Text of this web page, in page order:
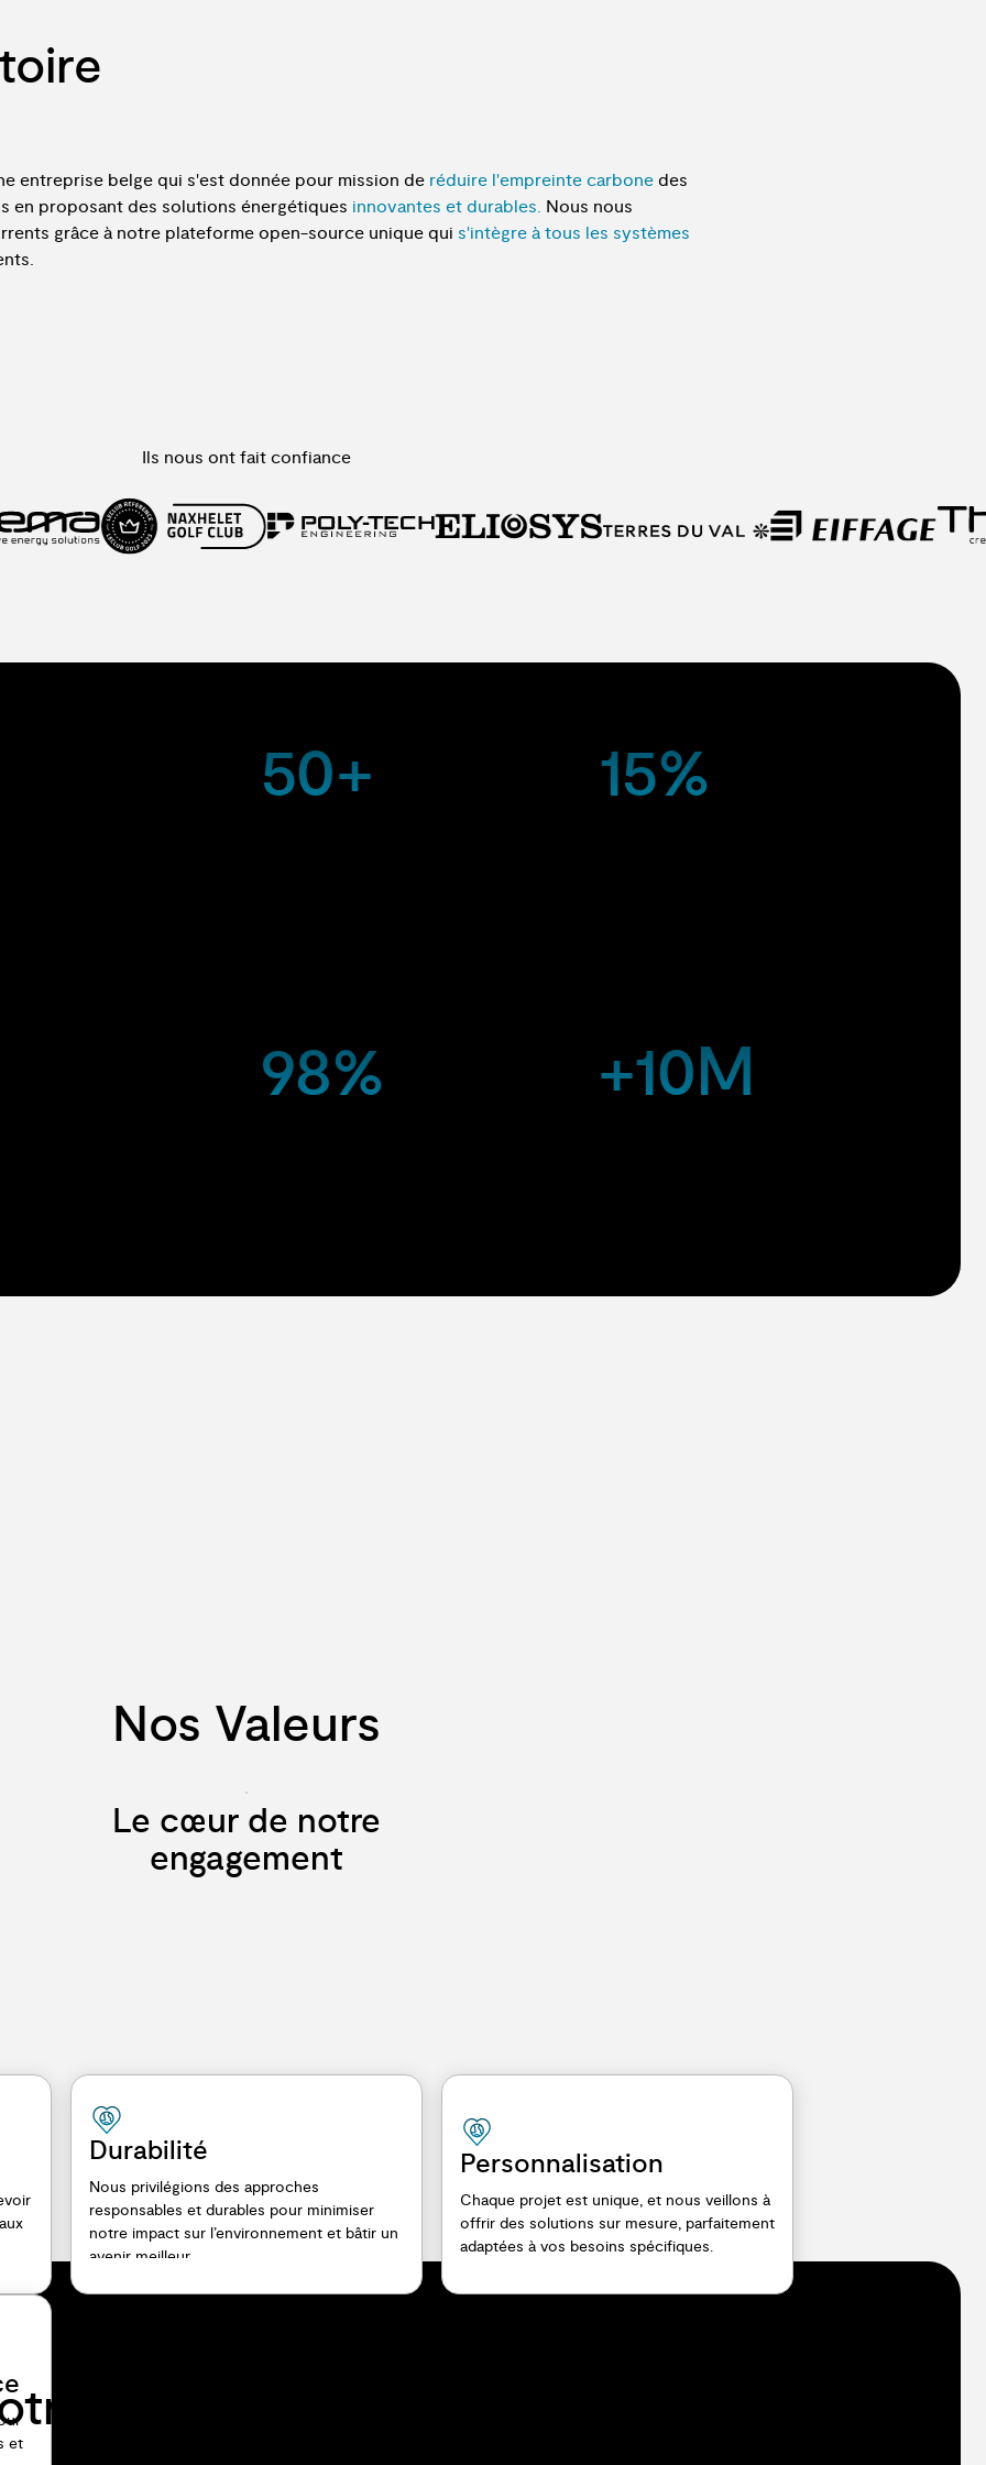
e entreprise belge qui s'est donnée pour mission de réduire l'empreinte carbone des
s en proposant des solutions énergétiques innovantes et durables. Nous nous
rrents grâce à notre plateforme open-source unique qui s'intègre à tous les systèmes
nts.
Ils nous ont fait confiance
50+ 15%
98% +10M
Nos Valeurs
Le cœur de notre
engagement
Durabilité
Nous privilégions des approches
responsables et durables pour minimiser
notre impact sur l’environnement et bâtir un
avenir meilleur.
Personnalisation
Chaque projet est unique, et nous veillons à
offrir des solutions sur mesure, parfaitement
adaptées à vos besoins spécifiques.
et
facture